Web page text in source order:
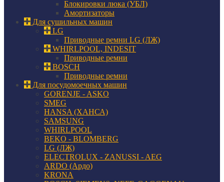
Блокировки люка (УБЛ)
Амортизаторы
Для сушильных машин
LG
Приводные ремни LG (ЛЖ)
WHIRLPOOL, INDESIT
Приводные ремни
BOSCH
Приводные ремни
Для посудомоечных машин
GORENJE - ASKO
SMEG
HANSA (ХАНСА)
SAMSUNG
WHIRLPOOL
BEKO - BLOMBERG
LG (ЛЖ)
ELECTROLUX - ZANUSSI - AEG
ARDO (Ардо)
KRONA